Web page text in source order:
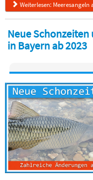
Weiterlesen:
Neue
in Bayern ab 2023